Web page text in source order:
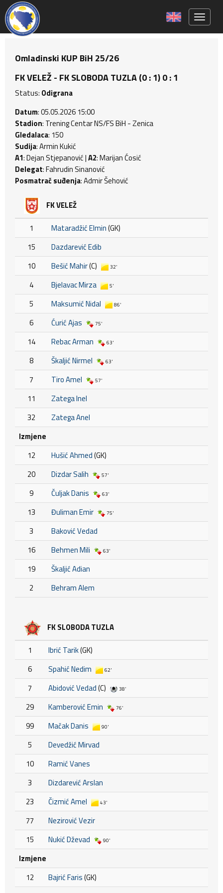
Omladinski KUP BiH 25/26
FK VELEŽ - FK SLOBODA TUZLA (0 : 1) 0 : 1
Status: Odigrana
Datum: 05.05.2026 15:00
Stadion: Trening Centar NS/FS BiH - Zenica
Gledalaca: 150
Sudija: Armin Kukić
A1: Dejan Stjepanović |A2: Marijan Ćosić
Delegat: Fahrudin Sinanović
Posmatrač suđenja: Admir Šehović
FK VELEŽ
1 Mataradžić Elmin(GK)
15
Dazdarević Edib
10
Bešić Mahir(C) 32'
4 Bjelavac Mirza 5'
5 Maksumić Nidal 86'
6 Ćurić Ajas 75'
14 Rebac Arman 63'
8 Škaljić Nirmel 63'
7 Tiro Amel 57'
11
Zatega Inel
32
Zatega Anel
Izmjene
12
Hušić Ahmed(GK)
20
Dizdar Salih 57'
9 Čuljak Danis 63'
13 Đuliman Emir 75'
3
Baković Vedad
16
Behmen Mili 63'
19
Škaljić Adian
2
Behram Alem
FK SLOBODA TUZLA
1 Ibrić Tarik(GK)
6
Spahić Nedim 62'
7 Abidović Vedad(C) 38'
29 Kamberović Emin 76'
99 Mačak Danis 90'
5
Devedžić Mirvad
10
Ramić Vanes
3
Dizdarević Arslan
23
Čizmić Amel 43'
77
Nezirović Vezir
15
Nukić Dževad 90'
Izmjene
12
Bajrić Faris(GK)